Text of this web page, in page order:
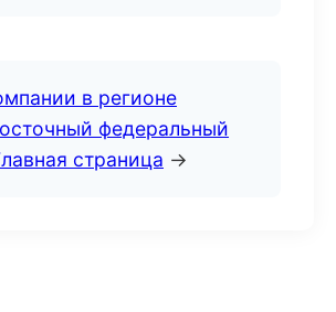
в регионе
федеральный
страница →